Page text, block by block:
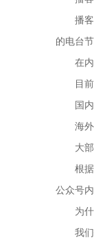
播
的电台
在
目
国
海
大
根
公众号
为
我